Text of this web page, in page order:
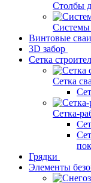
Столбы
Системы
Винтовые сваи
3D забор
Сетка
Сетка
Сетка-
Грядки
Элементы